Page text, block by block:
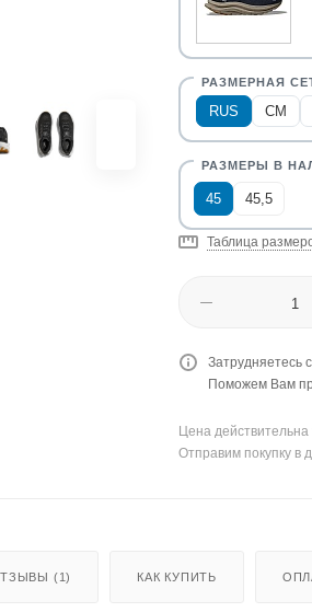
RUS CM
45 45,5
Таблица
Затрудняетесь
Поможем Вам
Цена действительна
Отправим покупку в
(1) КАК КУПИТЬ